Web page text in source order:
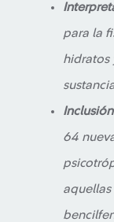
para la
hidratos
64